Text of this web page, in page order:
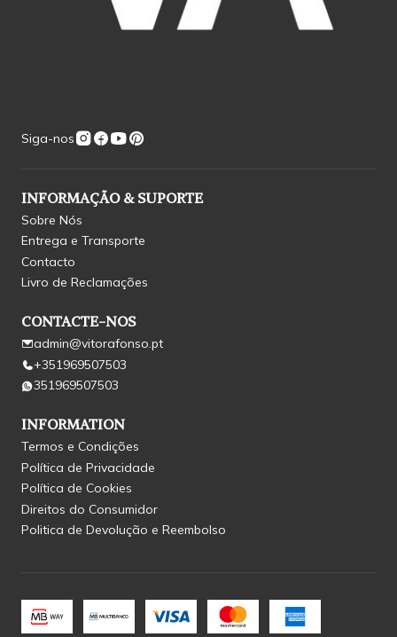
Siga-nos
INFORMAÇÃO & SUPORTE
Sobre Nós
Entrega e Transporte
Contacto
Livro de Reclamações
CONTACTE-NOS
admin@vitorafonso.pt
+351969507503
351969507503
INFORMATION
Termos e Condições
Política de Privacidade
Política de Cookies
Direitos do Consumidor
Politica de Devolução e Reembolso